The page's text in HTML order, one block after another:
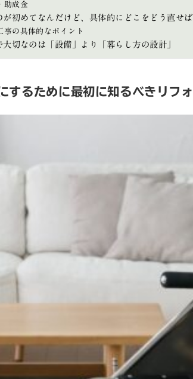
助成金
初めてなんだけど、具体的にどこをどう直せ
の具体的なポイント
切なのは「設備」より「暮らし方の設計」
するために最初に知るべきリフ